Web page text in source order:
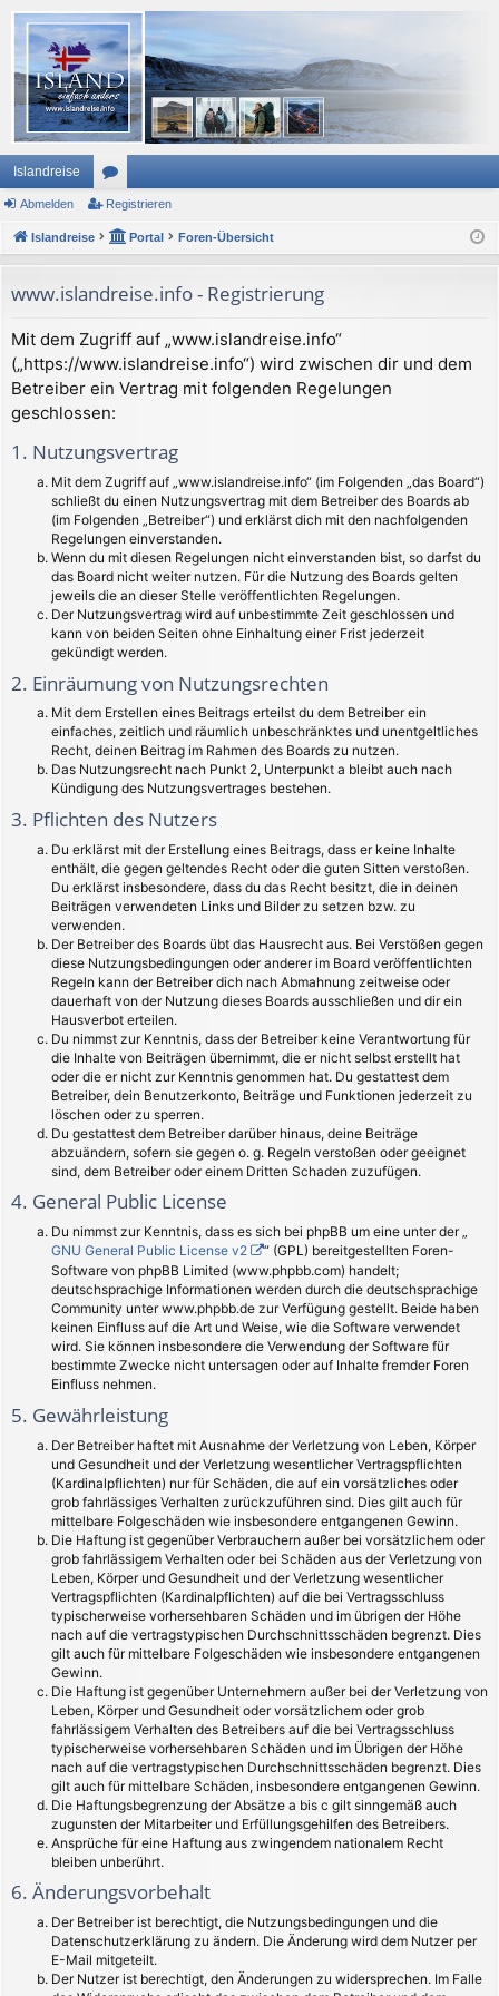
Islandreise
or
en
Abmelden Registrieren
Islandreise Portal Foren-Übersicht
www.islandreise.info - Registrierung
Mit dem Zugriff auf „www.islandreise.info“
(„https://www.islandreise.info“) wird zwischen dir und dem
Betreiber ein Vertrag mit folgenden Regelungen
geschlossen:
1. Nutzungsvertrag
Mit dem Zugriff auf „www.islandreise.info“ (im Folgenden „das Board“)
schließt du einen Nutzungsvertrag mit dem Betreiber des Boards ab
(im Folgenden „Betreiber“) und erklärst dich mit den nachfolgenden
Regelungen einverstanden.
Wenn du mit diesen Regelungen nicht einverstanden bist, so darfst du
das Board nicht weiter nutzen. Für die Nutzung des Boards gelten
jeweils die an dieser Stelle veröffentlichten Regelungen.
Der Nutzungsvertrag wird auf unbestimmte Zeit geschlossen und
kann von beiden Seiten ohne Einhaltung einer Frist jederzeit
gekündigt werden.
2. Einräumung von Nutzungsrechten
Mit dem Erstellen eines Beitrags erteilst du dem Betreiber ein
einfaches, zeitlich und räumlich unbeschränktes und unentgeltliches
Recht, deinen Beitrag im Rahmen des Boards zu nutzen.
Das Nutzungsrecht nach Punkt 2, Unterpunkt a bleibt auch nach
Kündigung des Nutzungsvertrages bestehen.
3. Pflichten des Nutzers
Du erklärst mit der Erstellung eines Beitrags, dass er keine Inhalte
enthält, die gegen geltendes Recht oder die guten Sitten verstoßen.
Du erklärst insbesondere, dass du das Recht besitzt, die in deinen
Beiträgen verwendeten Links und Bilder zu setzen bzw. zu
verwenden.
Der Betreiber des Boards übt das Hausrecht aus. Bei Verstößen gegen
diese Nutzungsbedingungen oder anderer im Board veröffentlichten
Regeln kann der Betreiber dich nach Abmahnung zeitweise oder
dauerhaft von der Nutzung dieses Boards ausschließen und dir ein
Hausverbot erteilen.
Du nimmst zur Kenntnis, dass der Betreiber keine Verantwortung für
die Inhalte von Beiträgen übernimmt, die er nicht selbst erstellt hat
oder die er nicht zur Kenntnis genommen hat. Du gestattest dem
Betreiber, dein Benutzerkonto, Beiträge und Funktionen jederzeit zu
löschen oder zu sperren.
Du gestattest dem Betreiber darüber hinaus, deine Beiträge
abzuändern, sofern sie gegen o. g. Regeln verstoßen oder geeignet
sind, dem Betreiber oder einem Dritten Schaden zuzufügen.
4. General Public License
Du nimmst zur Kenntnis, dass es sich bei phpBB um eine unter der „
GNU General Public License v2
“ (GPL) bereitgestellten Foren-
Software von phpBB Limited (www.phpbb.com) handelt;
deutschsprachige Informationen werden durch die deutschsprachige
Community unter www.phpbb.de zur Verfügung gestellt. Beide haben
keinen Einfluss auf die Art und Weise, wie die Software verwendet
wird. Sie können insbesondere die Verwendung der Software für
bestimmte Zwecke nicht untersagen oder auf Inhalte fremder Foren
Einfluss nehmen.
5. Gewährleistung
Der Betreiber haftet mit Ausnahme der Verletzung von Leben, Körper
und Gesundheit und der Verletzung wesentlicher Vertragspflichten
(Kardinalpflichten) nur für Schäden, die auf ein vorsätzliches oder
grob fahrlässiges Verhalten zurückzuführen sind. Dies gilt auch für
mittelbare Folgeschäden wie insbesondere entgangenen Gewinn.
Die Haftung ist gegenüber Verbrauchern außer bei vorsätzlichem oder
grob fahrlässigem Verhalten oder bei Schäden aus der Verletzung von
Leben, Körper und Gesundheit und der Verletzung wesentlicher
Vertragspflichten (Kardinalpflichten) auf die bei Vertragsschluss
typischerweise vorhersehbaren Schäden und im übrigen der Höhe
nach auf die vertragstypischen Durchschnittsschäden begrenzt. Dies
gilt auch für mittelbare Folgeschäden wie insbesondere entgangenen
Gewinn.
Die Haftung ist gegenüber Unternehmern außer bei der Verletzung von
Leben, Körper und Gesundheit oder vorsätzlichem oder grob
fahrlässigem Verhalten des Betreibers auf die bei Vertragsschluss
typischerweise vorhersehbaren Schäden und im Übrigen der Höhe
nach auf die vertragstypischen Durchschnittsschäden begrenzt. Dies
gilt auch für mittelbare Schäden, insbesondere entgangenen Gewinn.
Die Haftungsbegrenzung der Absätze a bis c gilt sinngemäß auch
zugunsten der Mitarbeiter und Erfüllungsgehilfen des Betreibers.
Ansprüche für eine Haftung aus zwingendem nationalem Recht
bleiben unberührt.
6. Änderungsvorbehalt
Der Betreiber ist berechtigt, die Nutzungsbedingungen und die
Datenschutzerklärung zu ändern. Die Änderung wird dem Nutzer per
E-Mail mitgeteilt.
Der Nutzer ist berechtigt, den Änderungen zu widersprechen. Im Falle